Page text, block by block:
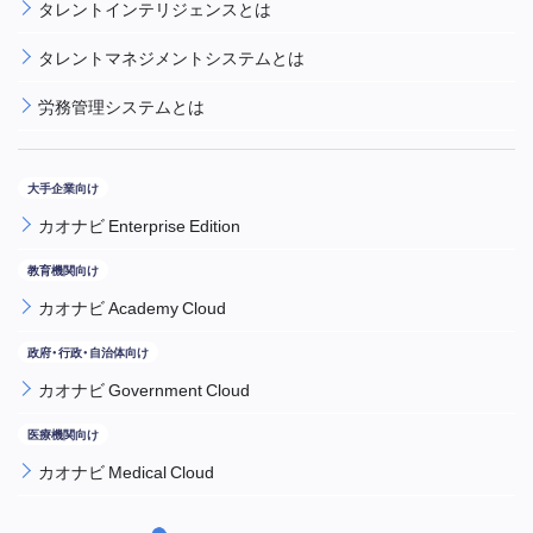
タレントインテリジェンスとは
タレントマネジメントシステムとは
労務管理システムとは
カオナビ Enterprise Edition
カオナビ Academy Cloud
カオナビ Government Cloud
カオナビ Medical Cloud